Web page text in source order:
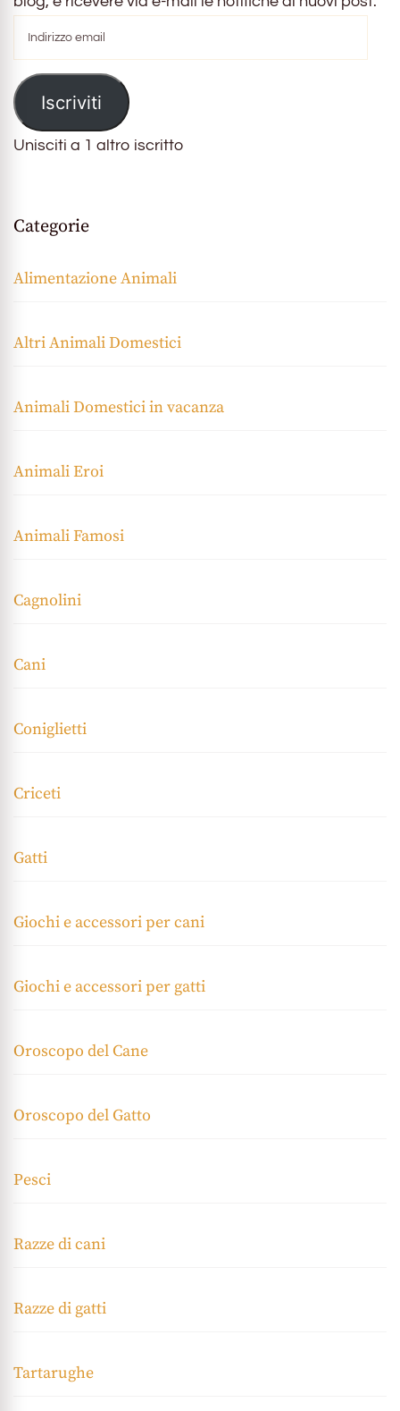
email
Iscriviti
Unisciti a 1 altro iscritto
Categorie
Alimentazione Animali
Altri Animali Domestici
Animali Domestici in vacanza
Animali Eroi
Animali Famosi
Cagnolini
Cani
Coniglietti
Criceti
Gatti
Giochi e accessori per cani
Giochi e accessori per gatti
Oroscopo del Cane
Oroscopo del Gatto
Pesci
Razze di cani
Razze di gatti
Tartarughe